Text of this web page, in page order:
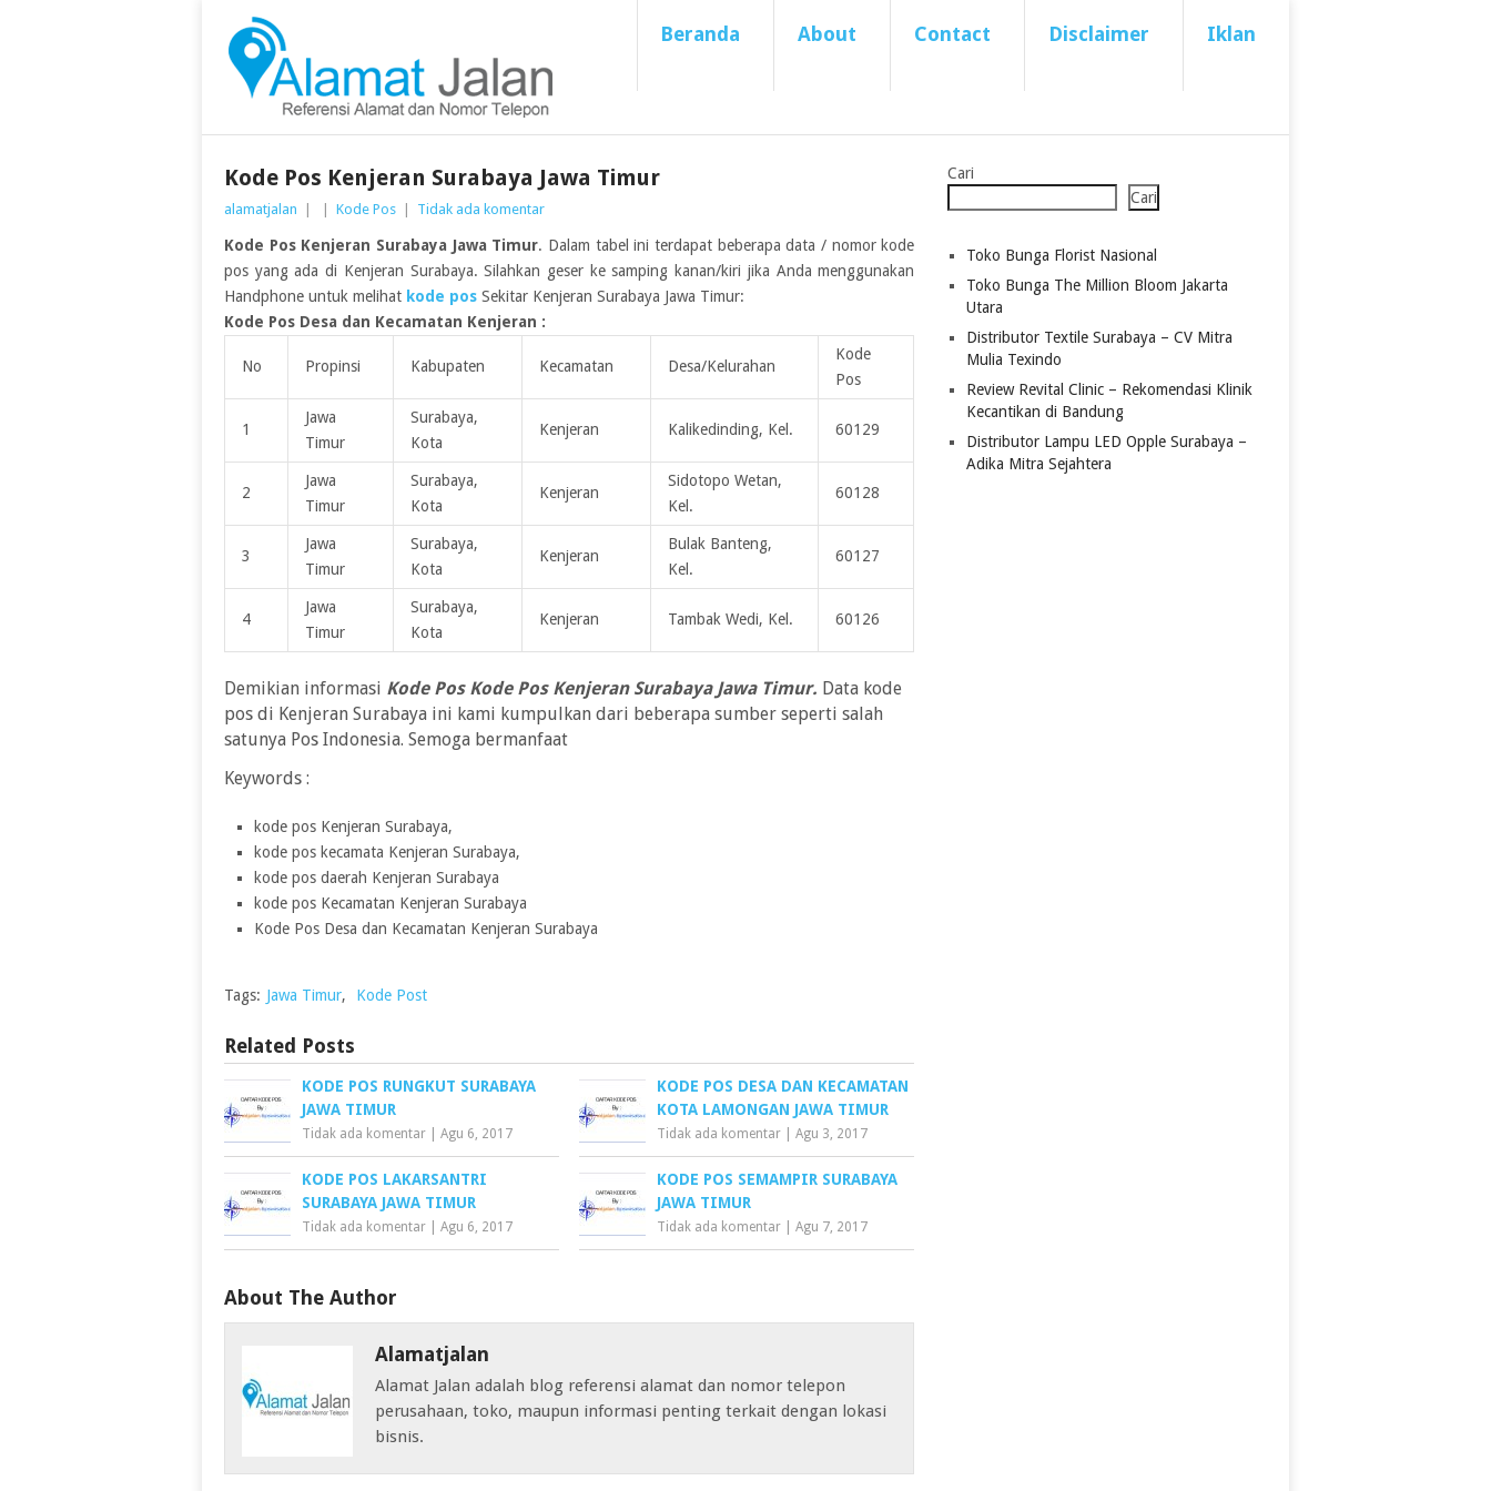
Beranda About Contact Disclaimer Iklan
Kode Pos Kenjeran Surabaya Jawa Timur
alamatjalan Kode Pos Tidak ada komentar
Kode Pos Kenjeran Surabaya Jawa Timur. Dalam tabel ini terdapat beberapa data / nomor kode
pos yang ada di Kenjeran Surabaya. Silahkan geser ke samping kanan/kiri jika Anda menggunakan
Handphone untuk melihat kode pos Sekitar Kenjeran Surabaya Jawa Timur:
Kode Pos Desa dan Kecamatan Kenjeran :
No Propinsi Kabupaten Kecamatan Desa/Kelurahan
Kode
Pos
1
Jawa
Timur
Surabaya,
Kota
Kenjeran Kalikedinding, Kel. 60129
2
Jawa
Timur
Surabaya,
Kota
Kenjeran
Sidotopo Wetan,
Kel.
60128
3
Jawa
Timur
Surabaya,
Kota
Kenjeran
Bulak Banteng,
Kel.
60127
4
Jawa
Timur
Surabaya,
Kota
Kenjeran Tambak Wedi, Kel. 60126
Demikian informasi Kode Pos Kode Pos Kenjeran Surabaya Jawa Timur. Data kode
pos di Kenjeran Surabaya ini kami kumpulkan dari beberapa sumber seperti salah
satunya Pos Indonesia. Semoga bermanfaat
Keywords :
kode pos Kenjeran Surabaya,
kode pos kecamata Kenjeran Surabaya,
kode pos daerah Kenjeran Surabaya
kode pos Kecamatan Kenjeran Surabaya
Kode Pos Desa dan Kecamatan Kenjeran Surabaya
Tags: Jawa Timur, Kode Post
Related Posts
KODE POS RUNGKUT SURABAYA
JAWA TIMUR
Tidak ada komentar Agu 6, 2017
KODE POS DESA DAN KECAMATAN
KOTA LAMONGAN JAWA TIMUR
Tidak ada komentar |Agu 3, 2017
KODE POS LAKARSANTRI
SURABAYA JAWA TIMUR
Tidak ada komentar Agu 6, 2017
KODE POS SEMAMPIR SURABAYA
JAWA TIMUR
Tidak ada komentar |Agu 7, 2017
About The Author
Alamatjalan
Alamat Jalan adalah blog referensi alamat dan nomor telepon
perusahaan, toko, maupun informasi penting terkait dengan lokasi
bisnis.
Cari
Cari
Toko Bunga Florist Nasional
Toko Bunga The Million Bloom Jakarta
Utara
Distributor Textile Surabaya – CV Mitra
Mulia Texindo
Review Revital Clinic – Rekomendasi Klinik
Kecantikan di Bandung
Distributor Lampu LED Opple Surabaya –
Adika Mitra Sejahtera